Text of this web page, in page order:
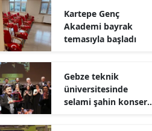
Konya
Kütahya
Manisa
Kartepe Genç
Akademi bayrak
temasıyla başladı
Gebze teknik
üniversitesinde
selami şahin konseri